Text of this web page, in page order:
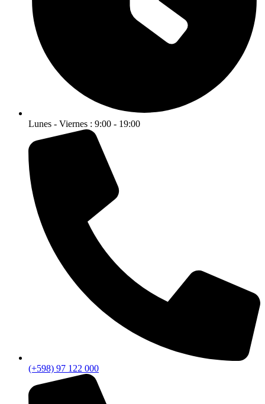
Lunes - Viernes : 9:00 - 19:00
(+598) 97 122 000